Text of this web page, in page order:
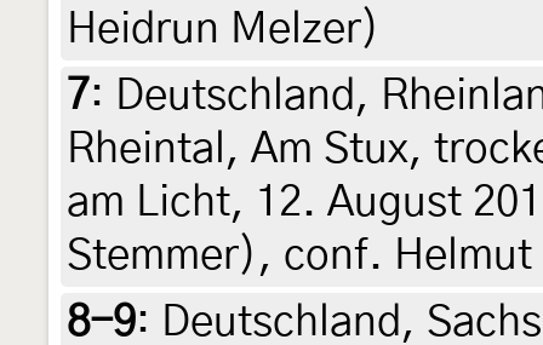
Heidrun Melzer)
7: Deutschland,
Rheintal, Am Stux,
am Licht, 12. August
Stemmer), conf. Helmut
8-9: Deutschland,